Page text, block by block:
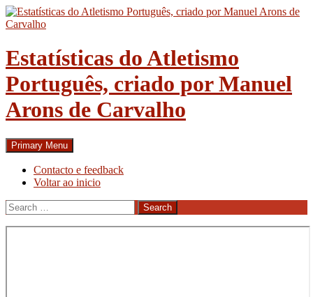
Skip
to
Estatísticas do Atletismo
Português, criado por Manuel
Arons de Carvalho
Search
Primary Menu
Contacto e feedback
Voltar ao inicio
Search
for: